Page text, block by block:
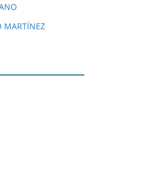
MARTÍNEZ